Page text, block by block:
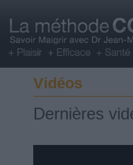
Vidéos
Dernières